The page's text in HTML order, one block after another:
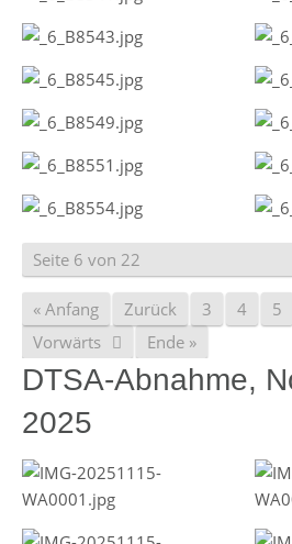
Seite 6 von 22
« Anfang Zurück 3 4 5
Vorwärts
Ende »
DTSA-Abnahme,
2025